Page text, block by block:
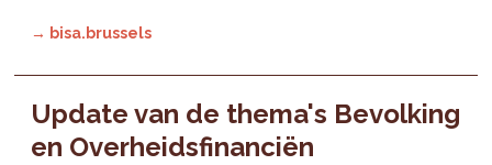
→ bisa.brussels
Update van de thema's Bevolking
en Overheidsfinanciën